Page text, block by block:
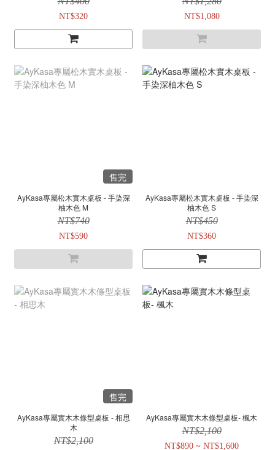
NT$320 NT$1,080
售完
AyKasa專屬松木實木桌板 - 手染深
柚木色 M
NT$740
NT$590
AyKasa專屬松木實木桌板 - 手染深
柚木色 S
NT$450
NT$360
售完
AyKasa專屬實木木條型桌板 - 相思
木
NT$2,100
AyKasa專屬實木木條型桌板- 楓木
NT$2,100
NT$890 ~ NT$1,600